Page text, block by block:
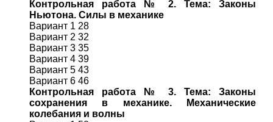
Контрольная работа № 2. Тема: Законы
Ньютона. Силы в механике
Вариант 1 28
Вариант 2 32
Вариант 3 35
Вариант 4 39
Вариант 5 43
Вариант 6 46
Контрольная работа № 3. Тема: Законы
сохранения в механике. Механические
колебания и волны